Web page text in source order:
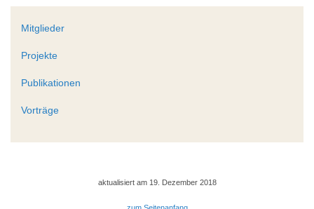
Mitglieder
Projekte
Publikationen
Vorträge
aktualisiert am 19. Dezember 2018